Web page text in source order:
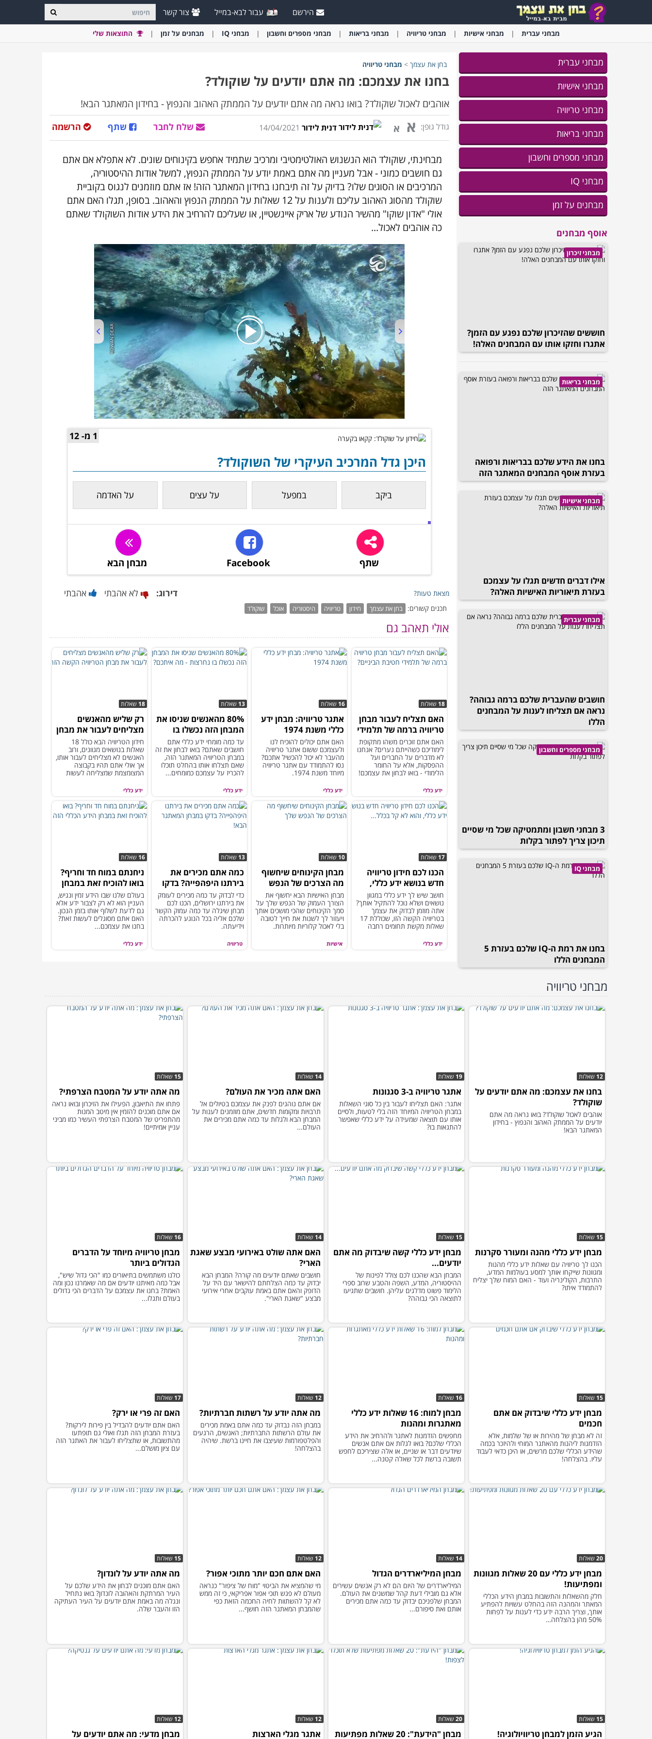
הירשם עבור לבא-במייל צור קשר
מבחני עברית מבחני אישיות מבחני טריוויה מבחני בריאות מבחני מספרים וחשבון מבחני IQ מבחנים על זמן התוצאות שלי
מבחני עברית
מבחני אישיות
מבחני טריוויה
מבחני בריאות
מבחני מספרים וחשבון
מבחני IQ
מבחנים על זמן
אוסף מבחנים
מבחני זיכרון
חוששים שהזיכרון שלכם נפגע עם הזמן?
אתגרו וחזקו אותו עם המבחנים האלה!
מבחני בריאות
בחנו את הידע שלכם בבריאות ורפואה
בעזרת אוסף המבחנים המאתגר הזה
מבחני אישיות
אילו דברים חדשים תגלו על עצמכם
בעזרת תיאוריות האישיות האלה?
מבחני עברית
חושבים שהעברית שלכם ברמה גבוהה?
נראה אם תצליחו לענות על המבחנים
הללו
מבחני מספרים וחשבון
3 מבחני חשבון ומתמטיקה שכל מי שסיים
תיכון צריך לפתור בקלות
מבחני IQ
בחנו את רמת ה-IQ שלכם בעזרת 5
המבחנים הללו
בחן את עצמך > מבחני טריוויה
בחנו את עצמכם: מה אתם יודעים על שוקולד?
אוהבים לאכול שוקולד? בואו נראה מה אתם יודעים על הממתק האהוב והנפוץ - בחידון המאתגר הבא!
גודל גופן: א א דנית לידור 14/04/2021 הרשמה שתף שלח לחבר
מבחינתי, שוקולד הוא הנשנוש האולטימטיבי ומרכיב שתמיד אחפש בקינוחים שונים. לא אתפלא אם אתם
גם חושבים כמוני - אבל מעניין מה אתם באמת יודע על הממתק הנפוץ, למשל אודות ההיסטוריה,
המרכיבים או הסוגים שלו? בדיוק על זה תיבחנו בחידון המאתגר הזה! אז אתם מוזמנים לנגוס בקוביית
שוקולד מהסוג האהוב עליכם ולענות על 12 שאלות על הממתק הנפוץ והאהוב. בסופן, תגלו האם אתם
אולי "אדון שוקו" מהשיר הנודע של אריק איינשטיין, או שעליכם להרחיב את הידע אודות השוקולד שאתם
כה אוהבים לאכול...
00:00/02:34
1 מ- 12
היכן גדל המרכיב העיקרי של השוקולד?
ביקב במפעל על עצים על האדמה
שתף Facebook מבחן הבא
מצאת טעות? דירוג: לא אהבתי אהבתי
תכנים קשורים: בחן את עצמך חידון טריוויה היסטוריה אוכל שוקולד
אולי תאהב גם
ידע כללי
18 שאלות
האם תצליח לעבור מבחן
טריוויה ברמה של תלמידי
חטיבת הביניים?
האם אתם זוכרים משהו מתקופת
לימודיכם כשהייתם נערים? אנחנו
לא מדברים על החברים ועל
ההפסקות, אלא על החומר
הלימודי - בואו לבחון את עצמכם!
ידע כללי
16 שאלות
אתגר טריוויה: מבחן ידע
כללי משנת 1974
האם אתם יכולים להוכיח לנו
ולעצמכם ששום אתגר טריוויה
מהעבר לא יכול להכשיל אתכם?
נסו להתמודד עם אתגר טריוויה
מיוחד משנת 1974.
ידע כללי
13 שאלות
80% מהאנשים שניסו את
המבחן הזה נכשלו בו
נחרצות - מה איתכם?
עד כמה מומחי ידע כללי אתם
חושבים שאתם? בואו לבחון את זה
במבחן הטריוויה המאתגר הזה,
שאם תצלחו אותו בהחלט תוכלו
להכריז על עצמכם כמומחים...
ידע כללי
18 שאלות
רק שליש מהאנשים
מצליחים לעבור את מבחן
הטריוויה הקשה הזה!
חידון הטריוויה הבא כולל 18
שאלות בנושאים מגוונים, ורוב
האנשים לא מצליחים לעבור אותו,
אך אולי אתם תהיו בקבוצה
המצומצמת שמצליחה לעשות
ידע כללי
17 שאלות
הכנו לכם חידון טריוויה
חדש בנושא ידע כללי,
והוא לא קל בכלל...
חושב שיש לך ידע כללי במגוון
נושאים ושלא נוכל להתקיל אותך?
אתה מוזמן לבדוק את עצמך
בטריוויה הקשה הזו, שכוללת 17
שאלות מקשת תחומים רחבה
אישיות
10 שאלות
מבחן הקינוחים שיחשוף
מה הצרכים של הנפש
שלך
מבחן האישיות הבא יחשוף את
הצורך העמוק של הנפש שלך על
סמך הקינוחים שהכי מושכים אותך
ויעזור לך לשנות את חייך לטובה
בלי לאכול קלוריות מיותרות.
טריוויה
13 שאלות
כמה אתם מכירים את
בירתנו היפהפייה? בדקו
במבחן המאתגר הבא!
כדי לבדוק עד כמה מכירים לעומק
את בירתנו ירושלים, הכנו לכם
מבחן שיגלה עד כמה עמוק הקשר
שלכם אליה בכל הנוגע להכרתה
וידיעתה.
ידע כללי
16 שאלות
ניחנתם במוח חד וחריף?
בואו להוכיח זאת במבחן
הידע הכללי הזה
בעולם שלנו שבו הידע זמין ונגיש,
העניין הוא לא רק לצבור ידע אלא
גם לדעת לשלוף אותו בזמן הנכון.
האם אתם מסוגלים לעשות זאת?
בחנו את עצמכם...
מבחני טריוויה
12 שאלות
בחנו את עצמכם: מה אתם יודעים על
שוקולד?
אוהבים לאכול שוקולד? בואו נראה מה אתם
יודעים על הממתק האהוב והנפוץ - בחידון
המאתגר הבא!
19 שאלות
אתגר טריוויה ב-3 סגנונות
אתגר: האם תצליחו לעבור בין כל סוגי השאלות
במבחן הטריוויה המיוחד הזה בלי לטעות, ולסיים
אותו עם תוצאה שמעידה על ידע כללי שאפשר
להתגאות בו?
14 שאלות
האם אתה מכיר את העולם?
אם אתם נוהגים לפנק את עצמכם בטיולים אל
תרבויות ומקומות חדשים, אתם מוזמנים לענות על
המבחן הבא ולגלות עד כמה אתם מכירים את
העולם...
15 שאלות
מה אתה יודע על המטבח הצרפתי?
פתחו את התיאבון, הפעילו את הזיכרון ובואו נראה
אם אתם מוכנים להזמין אין מיטב המנות
מהתפריט של המטבח הצרפתי העשיר כמו מביני
עניין אמיתיים!
15 שאלות
מבחן ידע כללי מהנה ומעורר סקרנות
הכנו לך טריוויה עם שאלות ידע כללי מהנות
ומגוונות שייקחו אותך למסע בעולמות המדע,
התרבות, הקולינריה ועוד - האם המוח שלך יצליח
להתמודד איתו?
15 שאלות
מבחן ידע כללי קשה שיבדוק מה אתם
יודעים...
המבחן הבא שהכנו לכם צולל לפינות של
ההיסטוריה, המדע, השפה והטבע שרוב ספרי
הלימוד פשוט מדלגים עליהן. חושבים שתגיעו
לתוצאה הכי גבוהה?
14 שאלות
האם אתה שולט באירועי מבצע שאגת
הארי?
חושבים שאתם יודעים מה קורה? המבחן הבא
יבדוק עד כמה הצלחתם להישאר עם היד על
הדופק והאם אתם באמת עוקבים אחרי אירועי
מבצע "שאגת הארי".
16 שאלות
מבחן טריוויה מיוחד על הדברים
הגדולים ביותר
כולנו משתמשים בתיאורים כמו "הכי גדול שיש",
אבל כמה מאיתנו יודעים אם מה שאמרנו נכון ומה
האמת? בחנו את עצמכם על הדברים הכי גדולים
בעולם ותגלו...
15 שאלות
מבחן ידע כללי שיבדוק אם אתם
חכמים
זה לא מבחן של מהירות או של שלמות, אלא
הזדמנות ליהנות מהאתגר המוחי ולהיזכר בכמה
שהידע הכללי שלכם מרשים, או היכן כדאי לעבוד
עליו. בהצלחה!
16 שאלות
מבחן למוח: 16 שאלות ידע כללי
מאתגרות ומהנות
מחפשים הזדמנות לאתגר ולהרחיב את הידע
הכללי שלכם? בואו לגלות אם אתם אנשים
שיודעים דבר או שניים, או אלה שציריכם לחפש
תשובה ברשת לכל שאלה קטנה...
12 שאלות
מה אתה יודע על רשתות חברתיות?
במבחן הזה נבדוק עד כמה אתם באמת מכירים
את עולם הרשתות החברתיות; האנשים, הרגעים
והפלטפורמות שעיצבו את חיינו ברשת. שיהיה
בהצלחה!
17 שאלות
האם זה פרי או ירק?
האם אתם יודעים להבדיל בין פירות לירקות?
בעזרת המבחן הזה תגלו ואולי גם תופתעו
מהתשובות, או שתצליחו לעבור את האתגר הזה
עם ציון מושלם...
20 שאלות
מבחן ידע כללי עם 20 שאלות מגוונות
ומפתיעות!
חלק מהשאלות והתשובות במבחן הידע הכללי
המאתר והמהנה הזה בהחלט עשויות להפתיע
אותך, וצריך הרבה ידע כדי לענות על לפחות
50% מהן בהצלחה…
14 שאלות
מבחן המיליארדרים הגדול
המיליארדרים של היום הם לא רק אנשים עשירים
אלא גם מובילי דעת קהל שמשנים את העולם.
המבחן שלפניכם יבדוק עד כמה אתם מכירים
אותם ואת סיפורם...
12 שאלות
האם אתם חכם יותר מתוכי אפור?
מי שהמציא את הביטוי "מוח של ציפור" כנראה
מעולם לא פגש תוכי אפור אפריקאי, כי זה ממש
לא קל להשתוות לחיה החכמה הזאת כפי
שהמבחן המאתגר הזה חושף...
15 שאלות
מה אתה יודע על לונדון?
האם אתם מוכנים לבחון את הידע שלכם על
העיר המרתקת והאהובה לונדון? בואו נתחיל
ונגלה מה באמת אתם יודעים על העיר העתיקה
הזו והעבר שלה.
15 שאלות
הגיע הזמן למבחן טריוויולוגיה!
20 שאלות
מבחן "הידעת": 20 שאלות מפתיעות
12 שאלות
אתגר מגלי הארצות
12 שאלות
מבחן מדעי: מה אתם יודעים על